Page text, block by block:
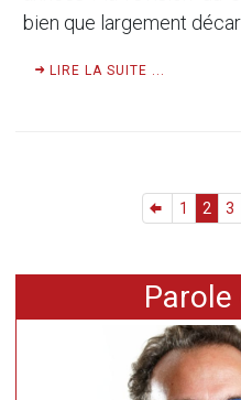
bien que largement
LIRE LA SUITE ...
1 2 3